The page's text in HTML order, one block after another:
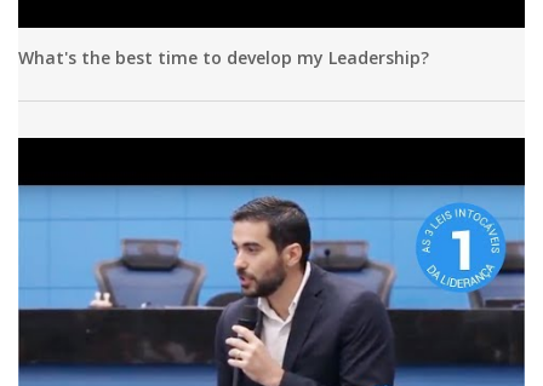
What's the best time to develop my Leadership?